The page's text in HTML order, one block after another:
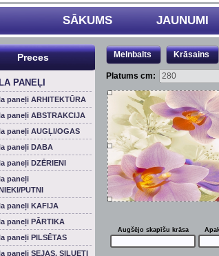
SĀKUMS JAUNUMI
Melnbalts Krāsains
Platums cm:
Augšējo skapīšu krāsa
Preces
PANEĻI
paneļi ARHITEKTŪRA
paneļi ABSTRAKCIJA
paneļi AUGĻI/OGAS
paneļi DABA
paneļi DZĒRIENI
paneļi
PUTNI
paneļi KAFIJA
paneļi PĀRTIKA
paneļi PILSĒTAS
paneļi SEJAS, SILUETI